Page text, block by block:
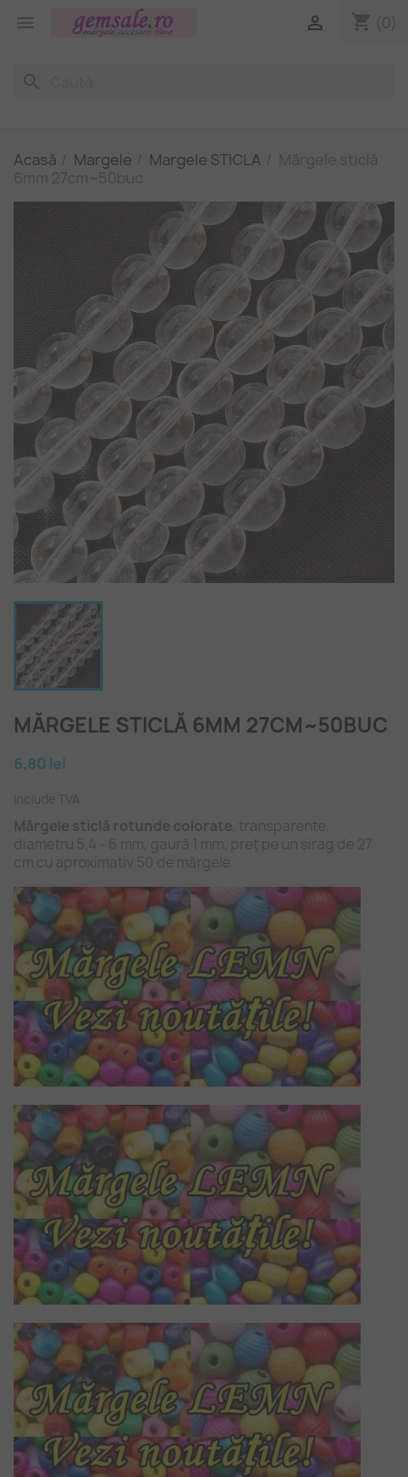
 shopping_cart (0)

search
Acasă Margele Margele STICLA
Mărgele sticlă
6mm 27cm~50buc
MĂRGELE STICLĂ 6MM 27CM~50BUC
6,80 lei
Include TVA
Mărgele sticlă rotunde colorate, transparente,
diametru 5,4 - 6 mm, gaură 1 mm, preț pe un șirag de 27
cm cu aproximativ 50 de mărgele.